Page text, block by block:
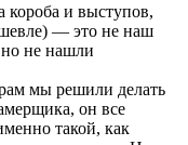
короба и выступов,
— это не наш
не нашли
мы решили делать
он все
такой, как